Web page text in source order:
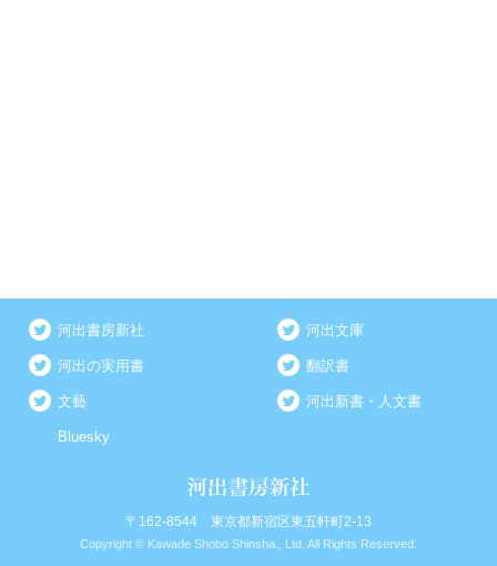
河出書房新社 河出文庫
河出の実用書 翻訳書
文藝 河出新書・人文書
Bluesky
〒162-8544 東京都新宿区東五軒町2-13
Copyright © Kawade Shobo Shinsha., Ltd. All Rights Reserved.